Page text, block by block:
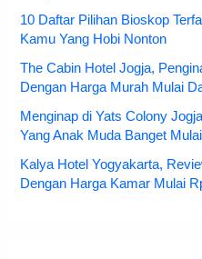
10 Daftar Pilihan Bioskop
Kamu Yang Hobi Nonton
The Cabin Hotel Jogja,
Dengan Harga Murah Mulai
Menginap di Yats Colony
Yang Anak Muda Banget
Kalya Hotel Yogyakarta,
Dengan Harga Kamar Mulai